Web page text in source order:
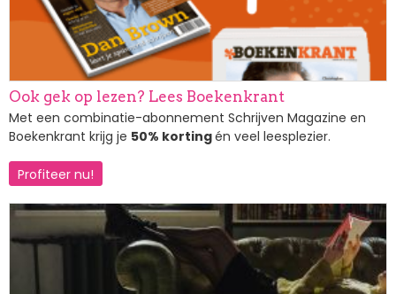
Ook gek op lezen? Lees Boekenkrant
Met een combinatie-abonnement Schrijven Magazine en
Boekenkrant krijg je 50% kortingén veel leesplezier.
Profiteer nu!
Afbeelding